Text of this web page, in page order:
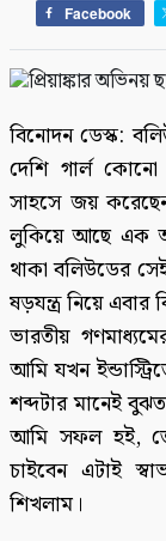
Facebook
বিনোদন ডেস্ক:
দেশি গার্ল
সাহসে জয়
লুকিয়ে আছে এক
থাকা বলিউডের
ষড়যন্ত্র নিয়ে
ভারতীয়
আমি যখন
শব্দটার মানেই
আমি সফল হই,
চাইবেন এটাই
শিখলাম।